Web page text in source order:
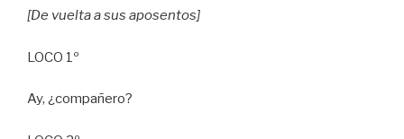
[De vuelta a sus aposentos]
LOCO 1º
Ay, ¿compañero?